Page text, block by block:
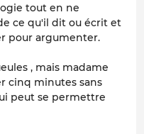
tout en ne
ce qu'il dit ou écrit et
pour argumenter.
, mais madame
cinq minutes sans
peut se permettre